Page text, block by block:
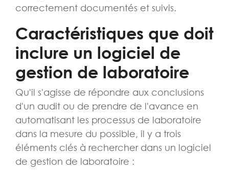
correctement documentés et suivis.
Caractéristiques que doit
inclure un logiciel de
gestion de laboratoire
Qu'il s'agisse de répondre aux conclusions
d'un audit ou de prendre de l'avance en
automatisant les processus de laboratoire
dans la mesure du possible, il y a trois
éléments clés à rechercher dans un logiciel
de gestion de laboratoire :